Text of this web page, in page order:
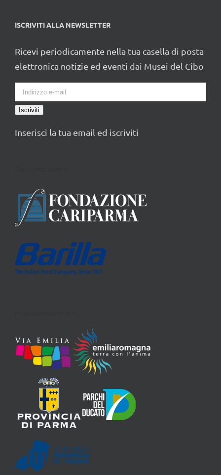
ISCRIVITI ALLA NEWSLETTER
Ricevi periodicamente nella tua casella di posta
elettronica notizie ed eventi dai Musei del Cibo
Iscriviti
Inserisci la tua email ed iscriviti